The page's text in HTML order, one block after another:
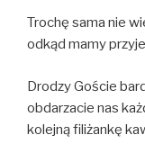
Trochę sama nie
odkąd mamy
Drodzy Goście
obdarzacie nas
kolejną filiżankę